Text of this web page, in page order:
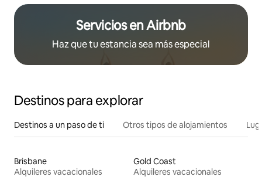
Servicios en Airbnb
Haz que tu estancia sea más especial
Destinos para explorar
Destinos a un paso de ti Otros tipos de alojamientos
Brisbane
Alquileres vacacionales
Gold Coast
Alquileres vacacionales